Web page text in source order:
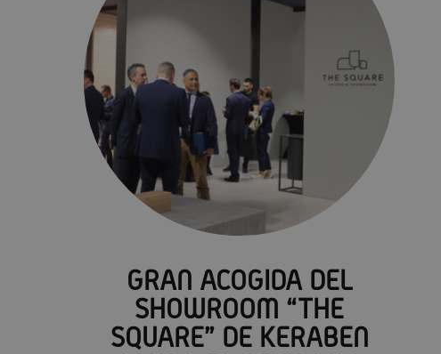
GRAN ACOGIDA DEL
SHOWROOM “THE
SQUARE” DE KERABEN